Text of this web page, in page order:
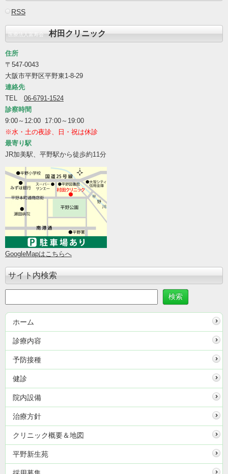
RSS
医療法人富寿会村田クリニック
住所
〒547-0043
大阪市平野区平野東1-8-29
連絡先
TEL 06-6791-1524
診察時間
9:00～12:00 17:00～19:00
※水・土の夜診、日・祝は休診
最寄り駅
JR加美駅、平野駅から徒歩約11分
GoogleMapはこちらへ
サイト内検索
ホーム
診療内容
予防接種
健診
院内設備
治療方針
クリニック概要＆地図
平野新生苑